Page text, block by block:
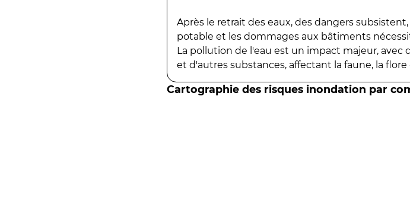
Après le retrait des eaux, des dangers
potable et les dommages aux bâtiments
La pollution de l'eau est un impact majeur,
et d'autres substances, affectant la faune, la flore
Cartographie des risques inondation par